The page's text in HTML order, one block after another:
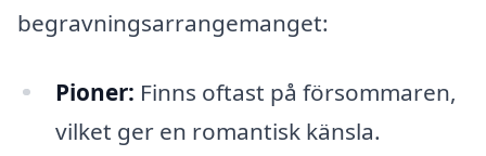
begravningsarrangemanget:
Pioner: Finns oftast på försommaren,
vilket ger en romantisk känsla.